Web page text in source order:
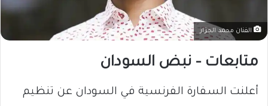
الفنان محمد الجزار
متابعات – نبض السودان
أعلنت السفارة الفرنسية في السودان عن تنظيم